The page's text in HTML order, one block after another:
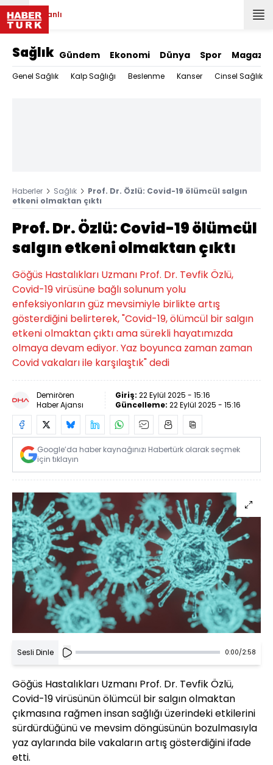
Canlı
Sağlık Gündem Ekonomi Dünya Spor Magazin
Genel Sağlık Kalp Sağlığı Beslenme Kanser Cinsel Sağlık
Haberler Sağlık
Prof. Dr. Özlü: Covid-19 ölümcül salgın
etkeni olmaktan çıktı
Prof. Dr. Özlü: Covid-19 ölümcül
salgın etkeni olmaktan çıktı
Göğüs Hastalıkları Uzmanı Prof. Dr. Tevfik Özlü,
Covid-19 virüsüne bağlı solunum yolu
enfeksiyonların güz mevsimiyle birlikte artış
gösterdiğini belirterek, "Covid-19, ölümcül bir salgın
etkeni olmaktan çıktı ama sürekli hayatımızda
olmaya devam ediyor. Yaz boyunca zaman zaman
Covid vakaları ile karşılaştık" dedi
Demirören
Haber Ajansı
Giriş: 22 Eylül 2025 - 15:16
Güncelleme: 22 Eylül 2025 - 15:16
Google’da haber kaynağınızı Habertürk olarak seçmek
için tıklayın
Sesli Dinle 0:00/2:58
Göğüs Hastalıkları Uzmanı Prof. Dr. Tevfik Özlü,
Covid-19 virüsünün ölümcül bir salgın olmaktan
çıkmasına rağmen insan sağlığı üzerindeki etkilerini
sürdürdüğünü ve mevsim döngüsünün bozulmasıyla
yaz aylarında bile vakaların artış gösterdiğini ifade
etti.